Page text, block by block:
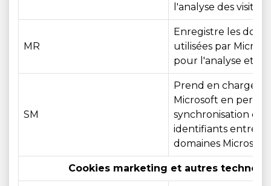
l'analyse des visites
MR
Enregistre les
utilisées par
pour l'analyse et le
SM
Prend en charge
Microsoft en
synchronisation des
identifiants entre
domaines Microsoft
Cookies marketing et autres